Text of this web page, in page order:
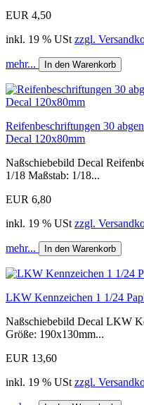
EUR 4,50
inkl. 19 % USt zzgl.
mehr... In den Warenkorb
Reifenbeschriftungen 30
Decal 120x80mm
Naßschiebebild Decal
1/18 Maßstab: 1/18...
EUR 6,80
inkl. 19 % USt zzgl.
mehr... In den Warenkorb
LKW Kennzeichen 1 1/24
Naßschiebebild Decal LKW
Größe: 190x130mm...
EUR 13,60
inkl. 19 % USt zzgl.